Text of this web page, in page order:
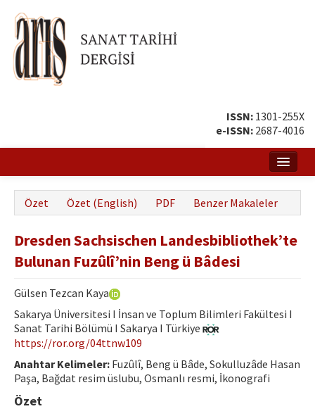
ISSN: 1301-255X
e-ISSN: 2687-4016
Hakkında
Amaç ve Kapsam
Yayın ve Editör Kurulu
Yazar Rehberi
Hakem Rehberi
İletişim
Özet Özet (English) PDF Benzer Makaleler
Dresden Sachsischen Landesbibliothek’te
Bulunan Fuzûlî’nin Beng ü Bâdesi
Gülsen Tezcan Kaya
Sakarya Üniversitesi I İnsan ve Toplum Bilimleri Fakültesi I
Sanat Tarihi Bölümü I Sakarya I Türkiye
https://ror.org/04ttnw109
Anahtar Kelimeler: Fuzûlî, Beng ü Bâde, Sokulluzâde Hasan
Paşa, Bağdat resim üslubu, Osmanlı resmi, İkonografi
Özet